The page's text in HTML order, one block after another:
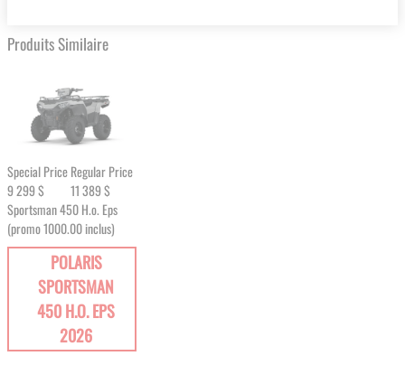
Produits Similaire
Special Price
9 299 $
Regular Price
11 389 $
Sportsman 450 H.o. Eps
(promo 1000.00 inclus)
POLARIS
SPORTSMAN
450 H.O. EPS
2026